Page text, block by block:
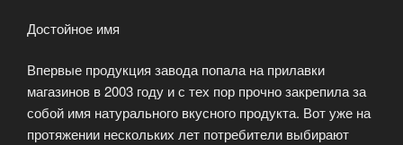
Достойное имя
Впервые продукция завода попала на прилавки
магазинов в 2003 году и с тех пор прочно закрепила за
собой имя натурального вкусного продукта. Вот уже на
протяжении нескольких лет потребители выбирают